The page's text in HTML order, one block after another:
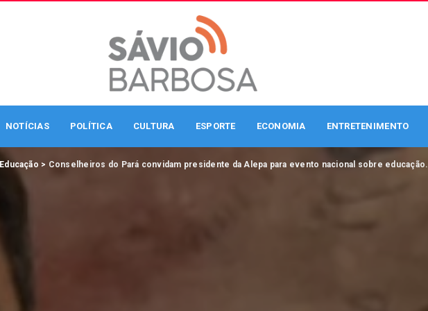
NOTÍCIAS POLÍTICA CULTURA ESPORTE ECONOMIA ENTRETENIMENTO
Educação > Conselheiros do Pará convidam presidente da Alepa para evento nacional sobre educação.